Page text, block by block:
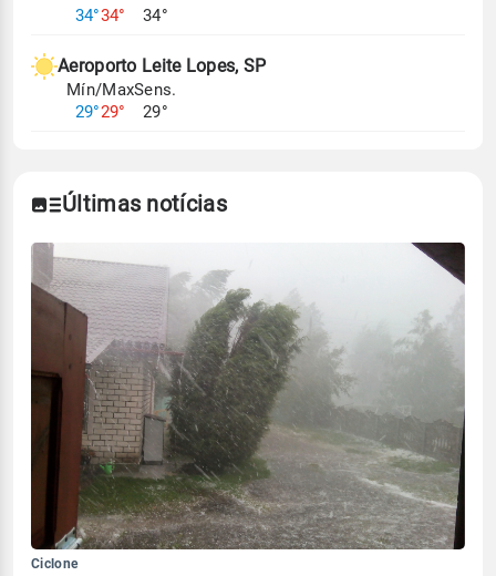
34°34°
34°
Aeroporto Leite Lopes, SP
Mín/Max
29°29°
Sens.
29°
Últimas notícias
Ciclone